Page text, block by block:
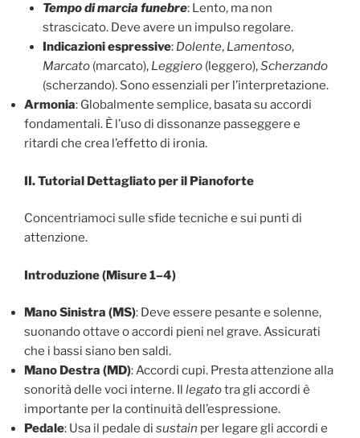
Tempo di marcia funebre: Lento, ma non
strascicato. Deve avere un impulso regolare.
Indicazioni espressive: Dolente, Lamentoso,
Marcato(marcato), Leggiero(leggero),Scherzando
(scherzando). Sono essenziali per l’interpretazione.
Armonia: Globalmente semplice, basata su accordi
fondamentali. È l’uso di dissonanze passeggere e
ritardi che crea l’effetto di ironia.
II. Tutorial Dettagliato per il Pianoforte
Concentriamoci sulle sfide tecniche e sui punti di
attenzione.
Introduzione (Misure 1–4)
Mano Sinistra (MS): Deve essere pesante e solenne,
suonando ottave o accordi pieni nel grave. Assicurati
che i bassi siano ben saldi.
Mano Destra (MD): Accordi cupi. Presta attenzione alla
sonorità delle voci interne. Il legatotra gli accordi è
importante per la continuità dell’espressione.
Pedale: Usa il pedale di sustain per legare gli accordi e